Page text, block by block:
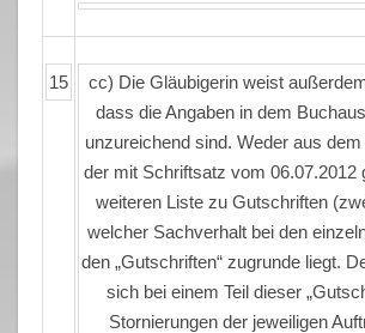
15
cc) Die Gläubigerin weist
dass die Angaben in dem
unzureichend sind. Weder aus
der mit Schriftsatz vom 06.07.2012
weiteren Liste zu Gutschriften
welcher Sachverhalt bei den
den „Gutschriften“ zugrunde liegt.
sich bei einem Teil dieser
Stornierungen der jeweiligen